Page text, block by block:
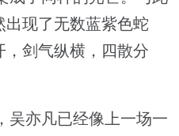
出现了无数蓝紫色蛇
，剑气纵横，四散分
亦凡已经像上一场一